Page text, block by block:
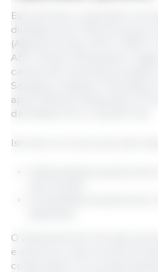
Esta semana, a operação
divididas entre 1002 do grupo
(Agentes Rurais, GECA, GEK9,
ADF, Mossos d'Esquadra,
caninas de empresas privadas
Saragoça, Segóvia e País
apoio (Mossos d'Esquadra,
da Defesa Civil e Guarda Civil).
Isto dá-nos uma proporção
O Departamento de
e autoriza a caça na área de
colaboração com as